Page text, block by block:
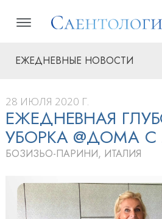
ЕЖЕДНЕВНЫЕ НОВОСТИ
28 ИЮЛЯ 2020 Г.
ЕЖЕДНЕВНАЯ
УБОРКА @ДОМА
БОЗИЗЬО-ПАРИНИ, ИТАЛИЯ